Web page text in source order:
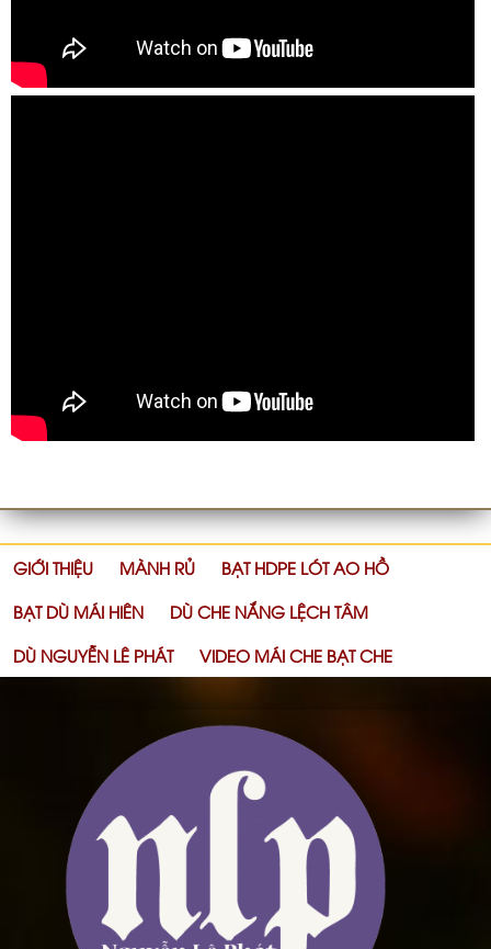
GIỚI THIỆU MÀNH RỦ
BẠT HDPE LÓT AO HỒ
BẠT DÙ MÁI HIÊN
DÙ CHE NẮNG LỆCH TÂM
DÙ NGUYỄN LÊ PHÁT
VIDEO MÁI CHE BẠT CHE